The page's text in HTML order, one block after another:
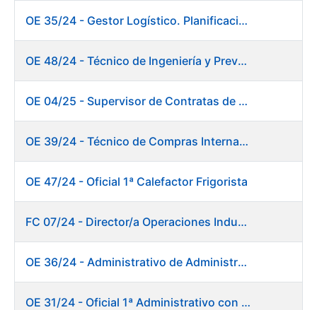
Mostrar/Ocultar OE 35/24 - Gestor Logístico. Planificación, Logística y Almacenes
OE 48/24 - Técnico de Ingeniería y Prevención de Mantenimiento
OE 04/25 - Supervisor de Contratas de Climatización. Fábrica Papel
OE 39/24 - Técnico de Compras Internacional
OE 47/24 - Oficial 1ª Calefactor Frigorista
FC 07/24 - Director/a Operaciones Industriales
OE 36/24 - Administrativo de Administración de Personal
OE 31/24 - Oficial 1ª Administrativo con inglés y francés